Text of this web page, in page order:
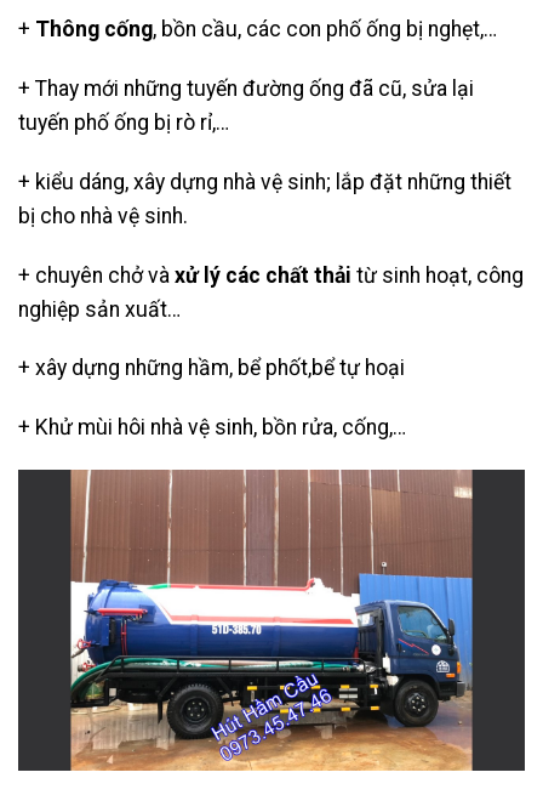
+ Thông cống, bồn cầu, các con phố ống bị nghẹt,…
+ Thay mới những tuyến đường ống đã cũ, sửa lại
tuyến phố ống bị rò rỉ,…
+ kiểu dáng, xây dựng nhà vệ sinh; lắp đặt những thiết
bị cho nhà vệ sinh.
+ chuyên chở và xử lý các chất thải từ sinh hoạt, công
nghiệp sản xuất…
+ xây dựng những hầm, bể phốt,bể tự hoại
+ Khử mùi hôi nhà vệ sinh, bồn rửa, cống,…